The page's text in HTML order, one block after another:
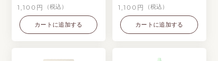
1,100円 （税込）
カートに追加する
1,100円 （税込）
カートに追加する